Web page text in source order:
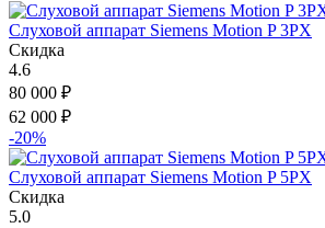
Слуховой аппарат Siemens Motion P 3PX
Скидка
4.6
80 000 ₽
62 000 ₽
-20%
Слуховой аппарат Siemens Motion P 5PX
Скидка
5.0